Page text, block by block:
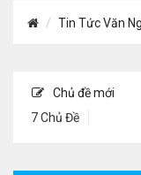
Tin Tức Văn
Chủ đề mới
7 Chủ Đề